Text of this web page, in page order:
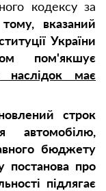
кодексу за
вказаний
України
пом'якшує
має
строк
автомобілю,
бюджету
про
підлягає